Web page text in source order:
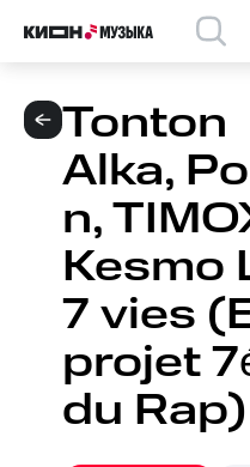
Tonton
Alka,
n,
Kesmo
7 vies
projet
du Rap)